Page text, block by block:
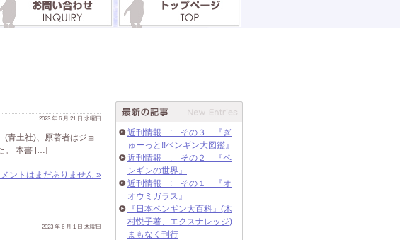
2023 年 6 月 21 日 水曜日
青土社)、原著者はジョ
。 本書 […]
メントはまだありません »
2023 年 6 月 1 日 木曜日
近刊情報 : その３ 『ぎ
ゅーっと!!ペンギン大図鑑』
近刊情報 : その２ 『ペ
ンギンの世界』
近刊情報 : その１ 『オ
オウミガラス』
『日本ペンギン大百科』(木
村悦子著、エクスナレッジ)
まもなく刊行